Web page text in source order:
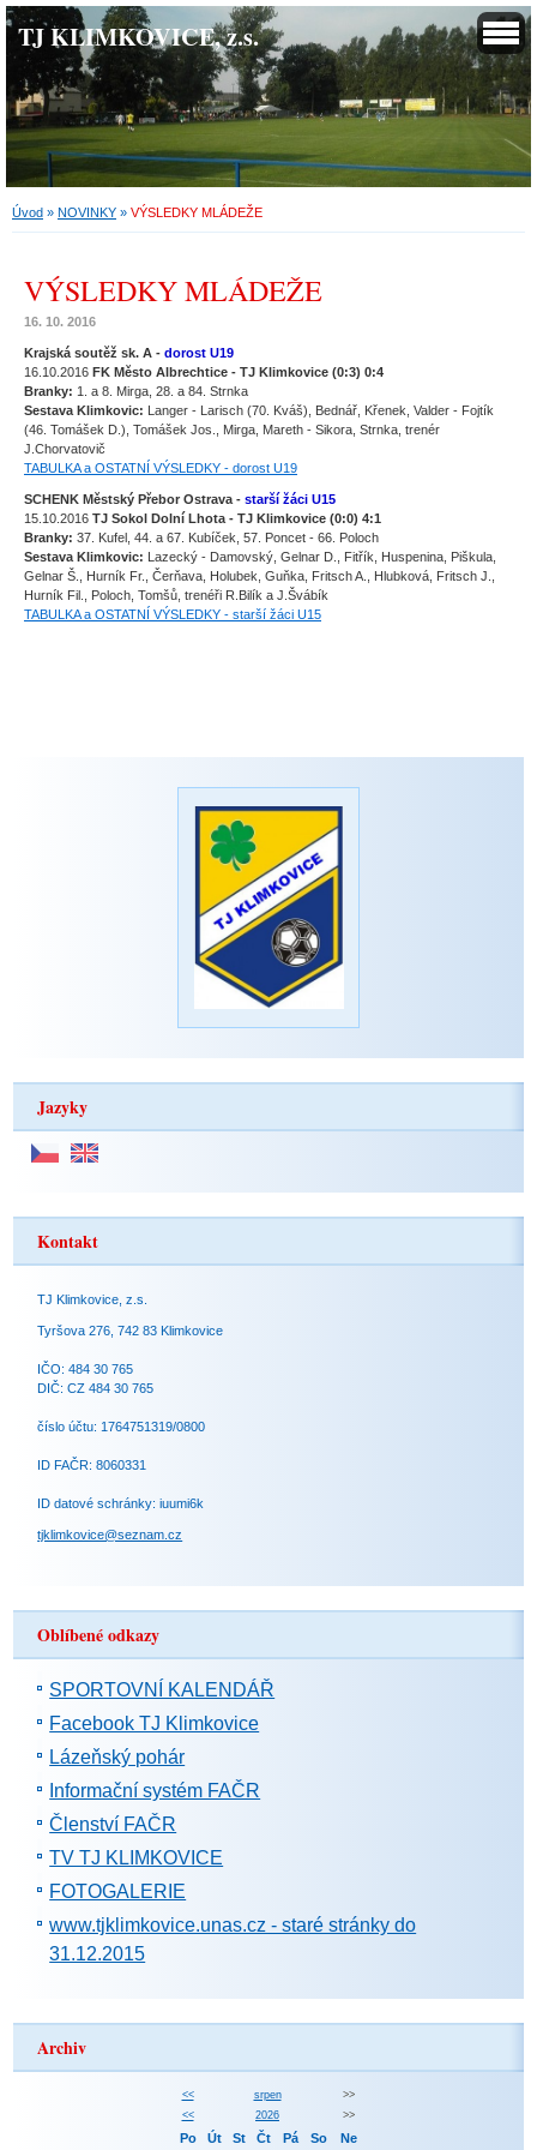
TJ KLIMKOVICE, z.s.
Úvod » NOVINKY » VÝSLEDKY MLÁDEŽE
VÝSLEDKY MLÁDEŽE
16. 10. 2016
Krajská soutěž sk. A - dorost U19
16.10.2016 FK Město Albrechtice - TJ Klimkovice (0:3) 0:4
Branky: 1. a 8. Mirga, 28. a 84. Strnka
Sestava Klimkovic: Langer - Larisch (70. Kváš), Bednář, Křenek, Valder - Fojtík
(46. Tomášek D.), Tomášek Jos., Mirga, Mareth - Sikora, Strnka, trenér
J.Chorvatovič
TABULKA a OSTATNÍ VÝSLEDKY - dorost U19
SCHENK Městský Přebor Ostrava - starší žáci U15
15.10.2016 TJ Sokol Dolní Lhota - TJ Klimkovice (0:0) 4:1
Branky: 37. Kufel, 44. a 67. Kubíček, 57. Poncet - 66. Poloch
Sestava Klimkovic: Lazecký - Damovský, Gelnar D., Fitřík, Huspenina, Piškula,
Gelnar Š., Hurník Fr., Čerňava, Holubek, Guňka, Fritsch A., Hlubková, Fritsch J.,
Hurník Fil., Poloch, Tomšů, trenéři R.Bilík a J.Švábík
TABULKA a OSTATNÍ VÝSLEDKY - starší žáci U15
Jazyky
Kontakt
TJ Klimkovice, z.s.
Tyršova 276, 742 83 Klimkovice
IČO: 484 30 765
DIČ: CZ 484 30 765
číslo účtu: 1764751319/0800
ID FAČR: 8060331
ID datové schránky: iuumi6k
tjklimkovice@seznam.cz
Oblíbené odkazy
SPORTOVNÍ KALENDÁŘ
Facebook TJ Klimkovice
Lázeňský pohár
Informační systém FAČR
Členství FAČR
TV TJ KLIMKOVICE
FOTOGALERIE
www.tjklimkovice.unas.cz - staré stránky do
31.12.2015
Archiv
<< srpen
>>
<<
2026 >>
Po Út St Čt Pá So Ne